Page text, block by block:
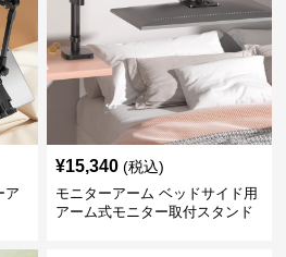
ア
¥15,340 (税込)
モニターアーム ベッドサイド用
アーム式モニター取付スタンド